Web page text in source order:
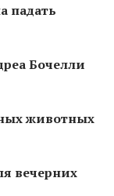
падать
Бочелли
животных
вечерних